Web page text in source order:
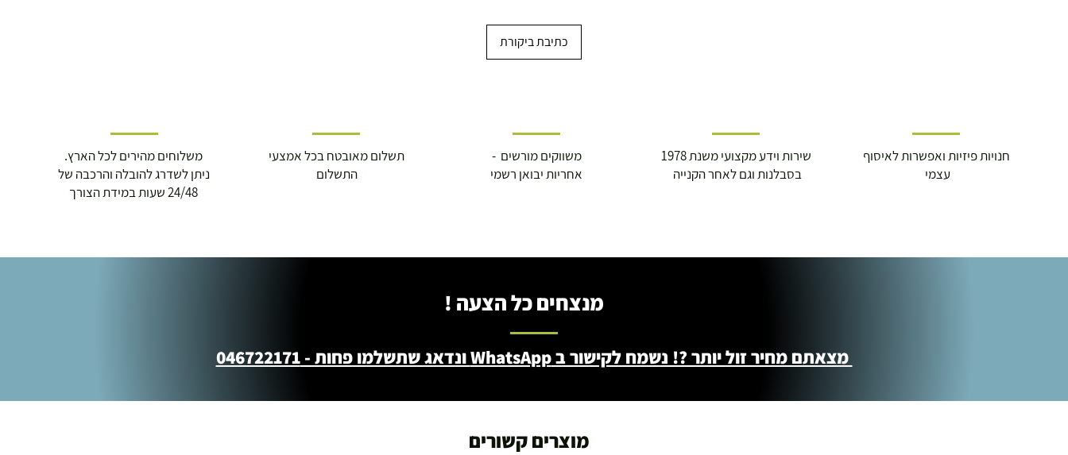
כתיבת ביקורת
משלוחים מהירים לכל הארץ.
ניתן לשדרג להובלה והרכבה של
24/48 שעות במידת הצורך
תשלום מאובטח בכל אמצעי
התשלום
משווקים מורשים -
אחריות יבואן רשמי
שירות וידע מקצועי משנת 1978
בסבלנות וגם לאחר הקנייה
חנויות פיזיות ואפשרות לאיסוף
עצמי
מנצחים כל הצעה !
מצאתם מחיר זול יותר ?! נשמח לקישור ב WhatsApp ונדאג שתשלמו פחות - 046722171
מוצרים קשורים